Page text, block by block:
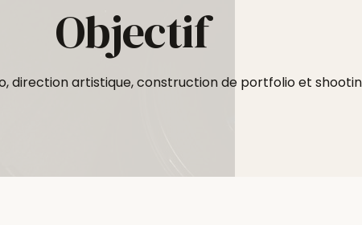
Objectif
direction artistique, construction de portfolio et